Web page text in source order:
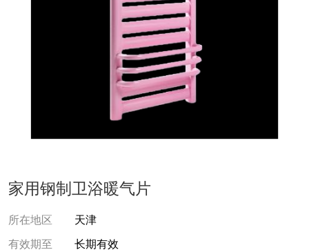
家用钢制卫浴暖气片
所在地区
天津
有效期至
长期有效